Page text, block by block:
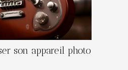
son appareil photo